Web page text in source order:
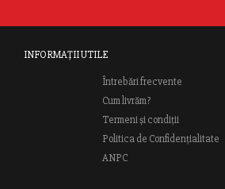
INFORMAȚII UTILE
Întrebări frecvente
Cum livrăm?
Termeni și condiții
Politica de Confidențialitate
ANPC